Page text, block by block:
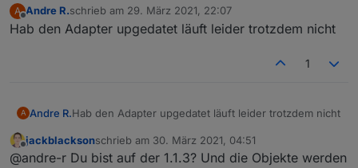
A
Offline
Andre R.schrieb am 29. März 2021, 22:07
zuletzt editiert von
Hab den Adapter upgedatet läuft leider trotzdem nicht
1
A Andre R.Hab den Adapter upgedatet läuft leider trotzdem nicht
Offline
jackblacksonschrieb am 30. März 2021, 04:51
zuletzt editiert von
@andre-r Du bist auf der 1.1.3? Und die Objekte werden